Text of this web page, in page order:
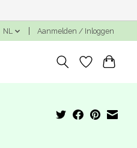
NL Aanmelden / Inloggen